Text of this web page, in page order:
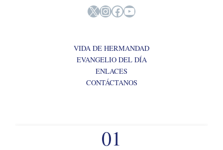
X Instagram
Facebook
YouTube
VIDA DE HERMANDAD
EVANGELIO DEL DÍA
ENLACES
CONTÁCTANOS
01